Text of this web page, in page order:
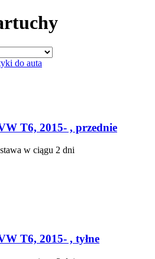
do auta
T6, 2015- , przednie
w ciągu 2 dni
T6, 2015- , tyłne